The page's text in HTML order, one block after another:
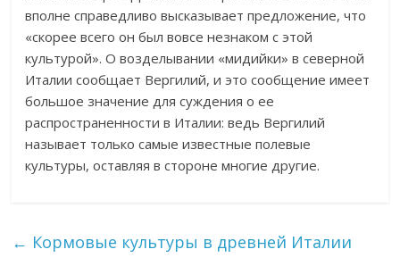
вполне справедливо высказывает предложение, что
«скорее всего он был вовсе незнаком с этой
культурой». О возделывании «мидийки» в северной
Италии сообщает Вергилий, и это сообщение имеет
большое значение для суждения о ее
распространенности в Италии: ведь Вергилий
называет только самые известные полевые
культуры, оставляя в стороне многие другие.
← Кормовые культуры в древней Италии